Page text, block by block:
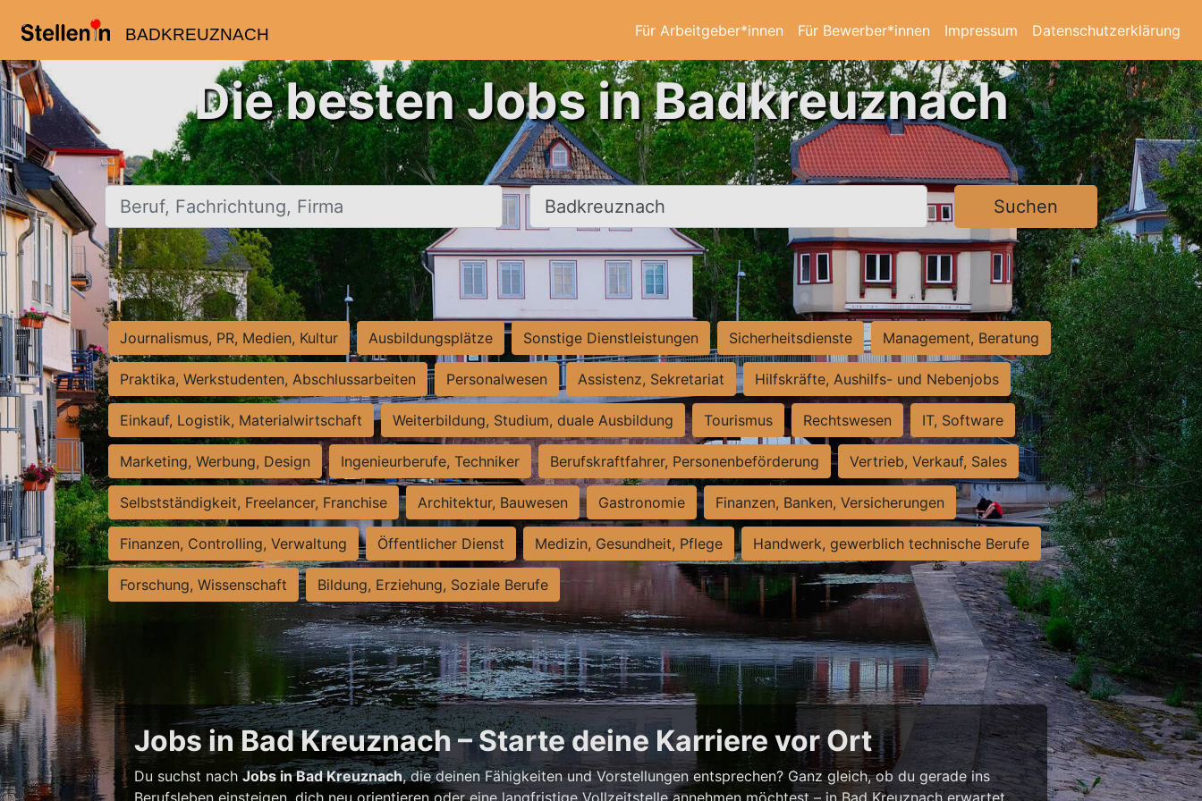
BADKREUZNACH Für Arbeitgeber*innen Für Bewerber*innen Impressum Datenschutzerklärung
Die besten Jobs in Badkreuznach
Beruf, Fachrichtung, Firma Ort, Stadt Suchen
Journalismus, PR, Medien, Kultur Ausbildungsplätze Sonstige Dienstleistungen Sicherheitsdienste Management, Beratung
Praktika, Werkstudenten, Abschlussarbeiten Personalwesen Assistenz, Sekretariat Hilfskräfte, Aushilfs- und Nebenjobs
Einkauf, Logistik, Materialwirtschaft Weiterbildung, Studium, duale Ausbildung Tourismus Rechtswesen IT, Software
Marketing, Werbung, Design Ingenieurberufe, Techniker Berufskraftfahrer, Personenbeförderung Vertrieb, Verkauf, Sales
Selbstständigkeit, Freelancer, Franchise Architektur, Bauwesen Gastronomie Finanzen, Banken, Versicherungen
Finanzen, Controlling, Verwaltung Öffentlicher Dienst Medizin, Gesundheit, Pflege Handwerk, gewerblich technische Berufe
Forschung, Wissenschaft Bildung, Erziehung, Soziale Berufe
Jobs in Bad Kreuznach – Starte deine Karriere vor Ort
Du suchst nachJobs in Bad Kreuznach, die deinen Fähigkeiten und Vorstellungen entsprechen? Ganz gleich, ob du gerade ins